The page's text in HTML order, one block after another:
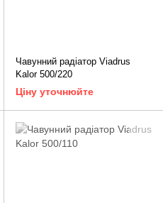
Чавунний радіатор Viadrus
Kalor 500/220
Ціну уточнюйте